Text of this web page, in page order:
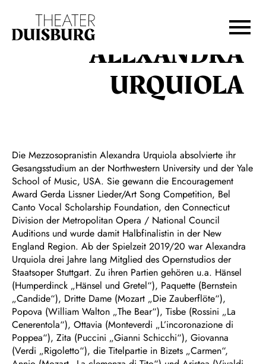
Zur Hauptnavigation springen
Zum Footer springenALEXANDRA
URQUIOLA
Die Mezzosopranistin Alexandra Urquiola absolvierte ihr
Gesangsstudium an der Northwestern University und der Yale
School of Music, USA. Sie gewann die Encouragement
Award Gerda Lissner Lieder/Art Song Competition, Bel
Canto Vocal Scholarship Foundation, den Connecticut
Division der Metropolitan Opera / National Council
Auditions und wurde damit Halbfinalistin in der New
England Region. Ab der Spielzeit 2019/20 war Alexandra
Urquiola drei Jahre lang Mitglied des Opernstudios der
Staatsoper Stuttgart. Zu ihren Partien gehören u.a. Hänsel
(Humperdinck „Hänsel und Gretel“), Paquette (Bernstein
„Candide“), Dritte Dame (Mozart „Die Zauberflöte“),
Popova (William Walton „The Bear“), Tisbe (Rossini „La
Cenerentola“), Ottavia (Monteverdi „L’incoronazione di
Poppea“), Zita (Puccini „Gianni Schicchi“), Giovanna
(Verdi „Rigoletto“), die Titelpartie in Bizets „Carmen“,